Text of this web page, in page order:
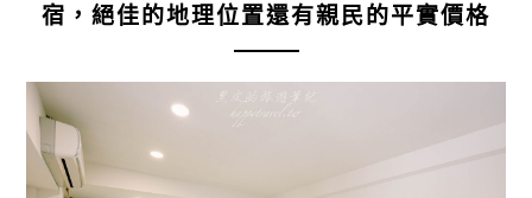
宿，絕佳的地理位置還有親民的平實價格